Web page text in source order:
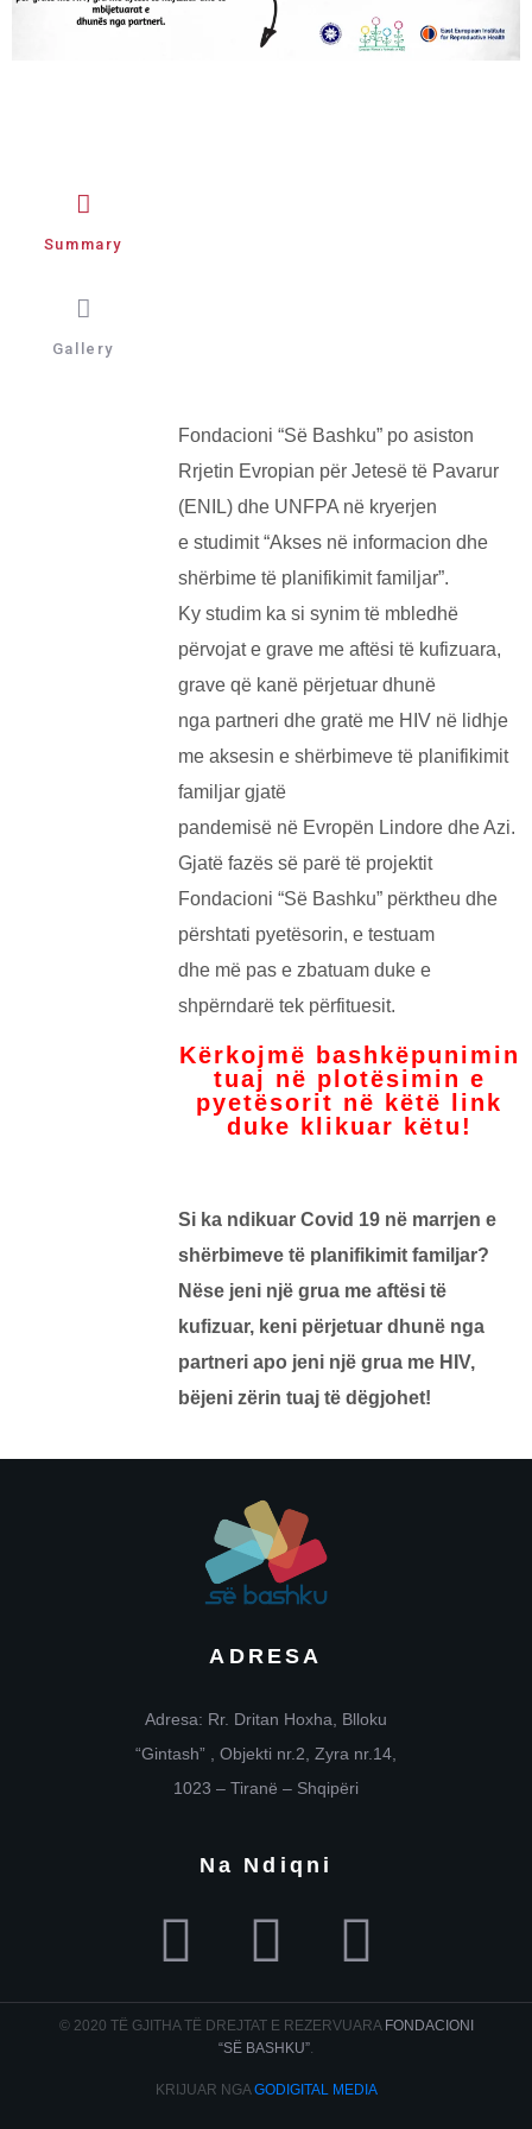
Summary
Gallery
Fondacioni “Së Bashku” po asiston
Rrjetin Evropian për Jetesë të Pavarur
(ENIL) dhe UNFPA në kryerjen
e studimit “Akses në informacion dhe
shërbime të planifikimit familjar”.
Ky studim ka si synim të mbledhë
përvojat e grave me aftësi të kufizuara,
grave që kanë përjetuar dhunë
nga partneri dhe gratë me HIV në lidhje
me aksesin e shërbimeve të planifikimit
familjar gjatë
pandemisë në Evropën Lindore dhe Azi.
Gjatë fazës së parë të projektit
Fondacioni “Së Bashku” përktheu dhe
përshtati pyetësorin, e testuam
dhe më pas e zbatuam duke e
shpërndarë tek përfituesit.
Kërkojmë bashkëpunimin
tuaj në plotësimin e
pyetësorit në këtë link
duke klikuar këtu!
Si ka ndikuar Covid 19 në marrjen e
shërbimeve të planifikimit familjar?
Nëse jeni një grua me aftësi të
kufizuar, keni përjetuar dhunë nga
partneri apo jeni një grua me HIV,
bëjeni zërin tuaj të dëgjohet!
ADRESA
Adresa: Rr. Dritan Hoxha, Blloku
“Gintash” , Objekti nr.2, Zyra nr.14,
1023 – Tiranë – Shqipëri
Na Ndiqni
© 2020 TË GJITHA TË DREJTAT E REZERVUARA FONDACIONI
“SË BASHKU”
KRIJUAR NGAGODIGITAL MEDIA
Add Impact
to Your
Inbox
Sing up for our emails and get inspiring stories about
rebuild world delivered straight to your inbox.
Submit